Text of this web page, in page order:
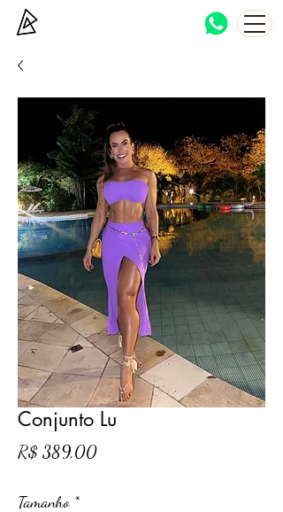
Conjunto Lu
R$ 389,00Preço
Tamanho *